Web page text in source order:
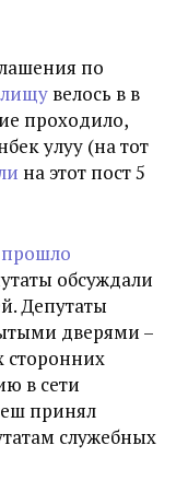
по
велось в в
проходило,
улуу (на тот
на этот пост 5
прошло
обсуждали
Депутаты
дверями –
сторонних
в сети
принял
служебных